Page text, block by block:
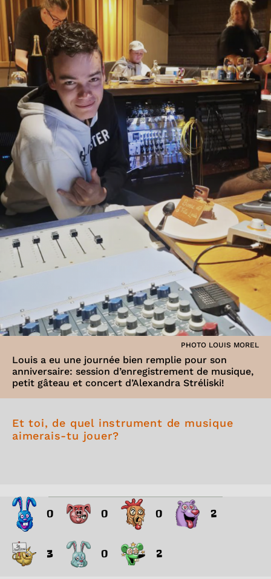
PHOTO LOUIS MOREL
Louis a eu une journée bien remplie pour son
anniversaire: session d’enregistrement de musique,
petit gâteau et concert d’Alexandra Stréliski!
Et toi, de quel instrument de musique
aimerais-tu jouer?
0 0 0 2
3 0 2